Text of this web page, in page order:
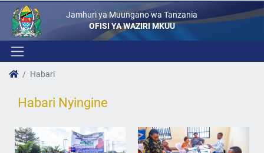
Jamhuri ya Muungano wa Tanzania
OFISI YA WAZIRI MKUU
Habari
Habari Nyingine